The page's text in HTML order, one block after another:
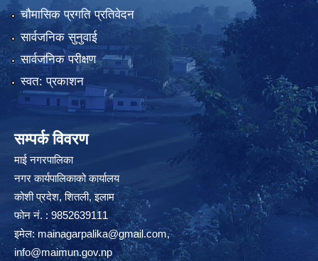
चौमासिक प्रगति प्रतिवेदन
सार्वजनिक सुनुवाई
सार्वजनिक परीक्षण
स्वत: प्रकाशन
सम्पर्क विवरण
माई नगरपालिका
नगर कार्यपालिकाको कार्यालय
कोशी प्रदेश, शितली, इलाम
फोन नं. : 9852639111
इमेल:mainagarpalika@gmail.com,
info@maimun.gov.np